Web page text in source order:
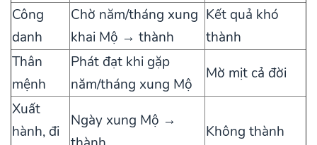
Công
danh
Chờ năm/tháng xung
khai Mộ → thành
Kết quả khó
thành
Thân
mệnh
Phát đạt khi gặp
năm/tháng xung Mộ
Mờ mịt cả đời
Xuất
hành, đi
Ngày xung Mộ →
Không thành